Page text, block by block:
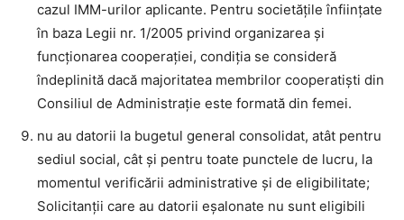
cazul IMM-urilor aplicante. Pentru societățile înființate
în baza Legii nr. 1/2005 privind organizarea și
funcționarea cooperației, condiția se consideră
îndeplinită dacă majoritatea membrilor cooperatiști din
Consiliul de Administrație este formată din femei.
nu au datorii la bugetul general consolidat, atât pentru
sediul social, cât și pentru toate punctele de lucru, la
momentul verificării administrative și de eligibilitate;
Solicitanții care au datorii eșalonate nu sunt eligibili